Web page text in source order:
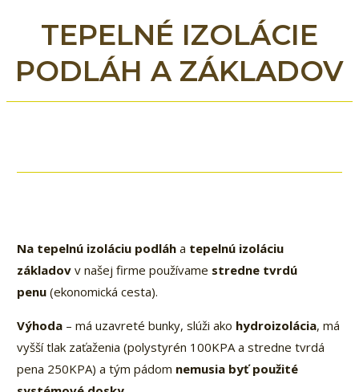
TEPELNÉ IZOLÁCIE
PODLÁH A ZÁKLADOV
Na tepelnú izoláciu podláha tepelnú izoláciu
základov v našej firme používame stredne tvrdú
penu(ekonomická cesta).
Výhoda– má uzavreté bunky, slúži ako hydroizolácia, má
vyšší tlak zaťaženia (polystyrén 100KPA a stredne tvrdá
pena 250KPA) a tým pádom nemusia byť použité